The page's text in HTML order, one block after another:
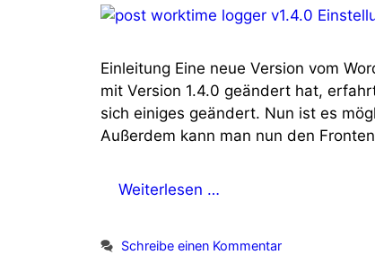
Einleitung Eine neue Version vom
mit Version 1.4.0 geändert hat,
sich einiges geändert. Nun ist es
Außerdem kann man nun den
Weiterlesen …
Schreibe einen Kommentar